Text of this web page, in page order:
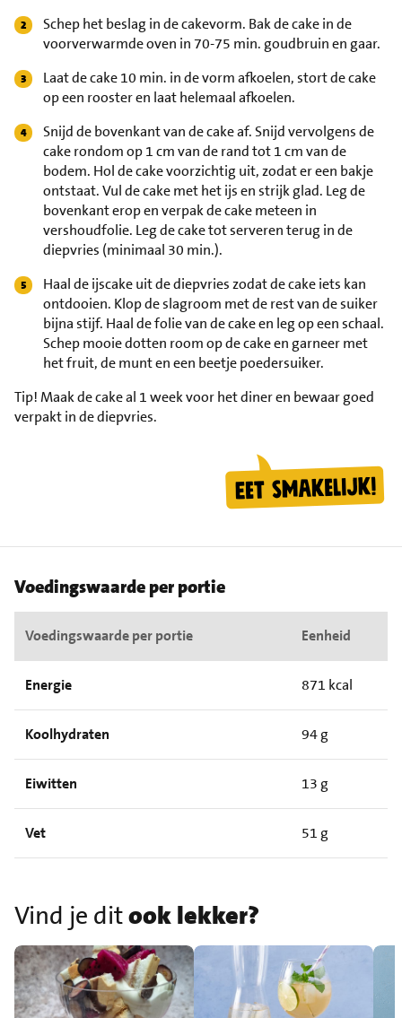
Schep het beslag in de cakevorm. Bak de cake in de
voorverwarmde oven in 70-75 min. goudbruin en gaar.
Laat de cake 10 min. in de vorm afkoelen, stort de cake
op een rooster en laat helemaal afkoelen.
Snijd de bovenkant van de cake af. Snijd vervolgens de
cake rondom op 1 cm van de rand tot 1 cm van de
bodem. Hol de cake voorzichtig uit, zodat er een bakje
ontstaat. Vul de cake met het ijs en strijk glad. Leg de
bovenkant erop en verpak de cake meteen in
vershoudfolie. Leg de cake tot serveren terug in de
diepvries (minimaal 30 min.).
Haal de ijscake uit de diepvries zodat de cake iets kan
ontdooien. Klop de slagroom met de rest van de suiker
bijna stijf. Haal de folie van de cake en leg op een schaal.
Schep mooie dotten room op de cake en garneer met
het fruit, de munt en een beetje poedersuiker.
Tip!Maak de cake al 1 week voor het diner en bewaar goed
verpakt in de diepvries.
Voedingswaarde per portie
Voedingswaarde per portie Eenheid
Energie 871 kcal
Koolhydraten 94 g
Eiwitten 13 g
Vet 51 g
Vind je ditook lekker?